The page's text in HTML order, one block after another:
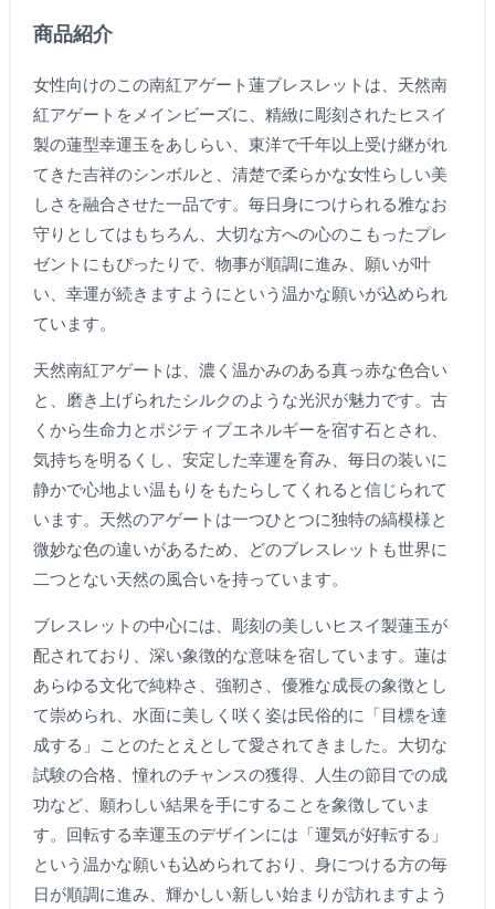
商品紹介
女性向けのこの南紅アゲート蓮ブレスレットは、天然南
紅アゲートをメインビーズに、精緻に彫刻されたヒスイ
製の蓮型幸運玉をあしらい、東洋で千年以上受け継がれ
てきた吉祥のシンボルと、清楚で柔らかな女性らしい美
しさを融合させた一品です。毎日身につけられる雅なお
守りとしてはもちろん、大切な方への心のこもったプレ
ゼントにもぴったりで、物事が順調に進み、願いが叶
い、幸運が続きますようにという温かな願いが込められ
ています。
天然南紅アゲートは、濃く温かみのある真っ赤な色合い
と、磨き上げられたシルクのような光沢が魅力です。古
くから生命力とポジティブエネルギーを宿す石とされ、
気持ちを明るくし、安定した幸運を育み、毎日の装いに
静かで心地よい温もりをもたらしてくれると信じられて
います。天然のアゲートは一つひとつに独特の縞模様と
微妙な色の違いがあるため、どのブレスレットも世界に
二つとない天然の風合いを持っています。
ブレスレットの中心には、彫刻の美しいヒスイ製蓮玉が
配されており、深い象徴的な意味を宿しています。蓮は
あらゆる文化で純粋さ、強靭さ、優雅な成長の象徴とし
て崇められ、水面に美しく咲く姿は民俗的に「目標を達
成する」ことのたとえとして愛されてきました。大切な
試験の合格、憧れのチャンスの獲得、人生の節目での成
功など、願わしい結果を手にすることを象徴していま
す。回転する幸運玉のデザインには「運気が好転する」
という温かな願いも込められており、身につける方の毎
日が順調に進み、輝かしい新しい始まりが訪れますよう